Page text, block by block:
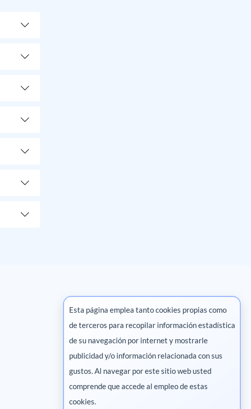
Marketing digital
Pharma
Esta página emplea tanto cookies propias como
de terceros para recopilar información estadística
de su navegación por internet y mostrarle
publicidad y/o información relacionada con sus
gustos. Al navegar por este sitio web usted
comprende que accede al empleo de estas
cookies.